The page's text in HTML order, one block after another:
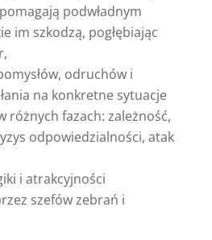
podwładnym
im szkodzą, pogłębiając
odruchów i
na konkretne sytuacje
różnych fazach: zależność,
odpowiedzialności, atak
i atrakcyjności
szefów zebrań i